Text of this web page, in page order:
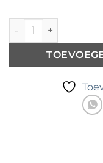
Baobab Diffuser